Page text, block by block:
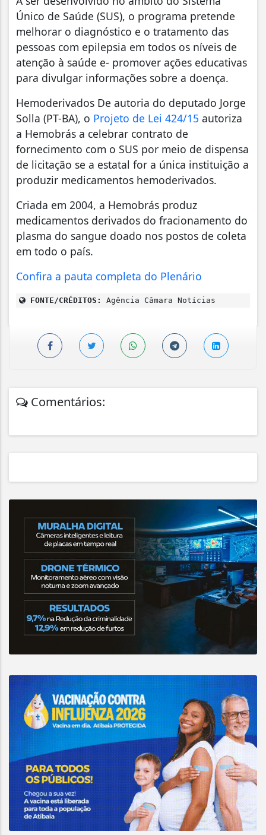
Único de Saúde (SUS), o programa pretende
melhorar o diagnóstico e o tratamento das
pessoas com epilepsia em todos os níveis de
atenção à saúde e- promover ações educativas
para divulgar informações sobre a doença.
Hemoderivados De autoria do deputado Jorge
Solla (PT-BA), o Projeto de Lei 424/15 autoriza
a Hemobrás a celebrar contrato de
fornecimento com o SUS por meio de dispensa
de licitação se a estatal for a única instituição a
produzir medicamentos hemoderivados.
Criada em 2004, a Hemobrás produz
medicamentos derivados do fracionamento do
plasma do sangue doado nos postos de coleta
em todo o país.
Confira a pauta completa do Plenário
FONTE/CRÉDITOS: Agência Câmara Notícias
Comentários: